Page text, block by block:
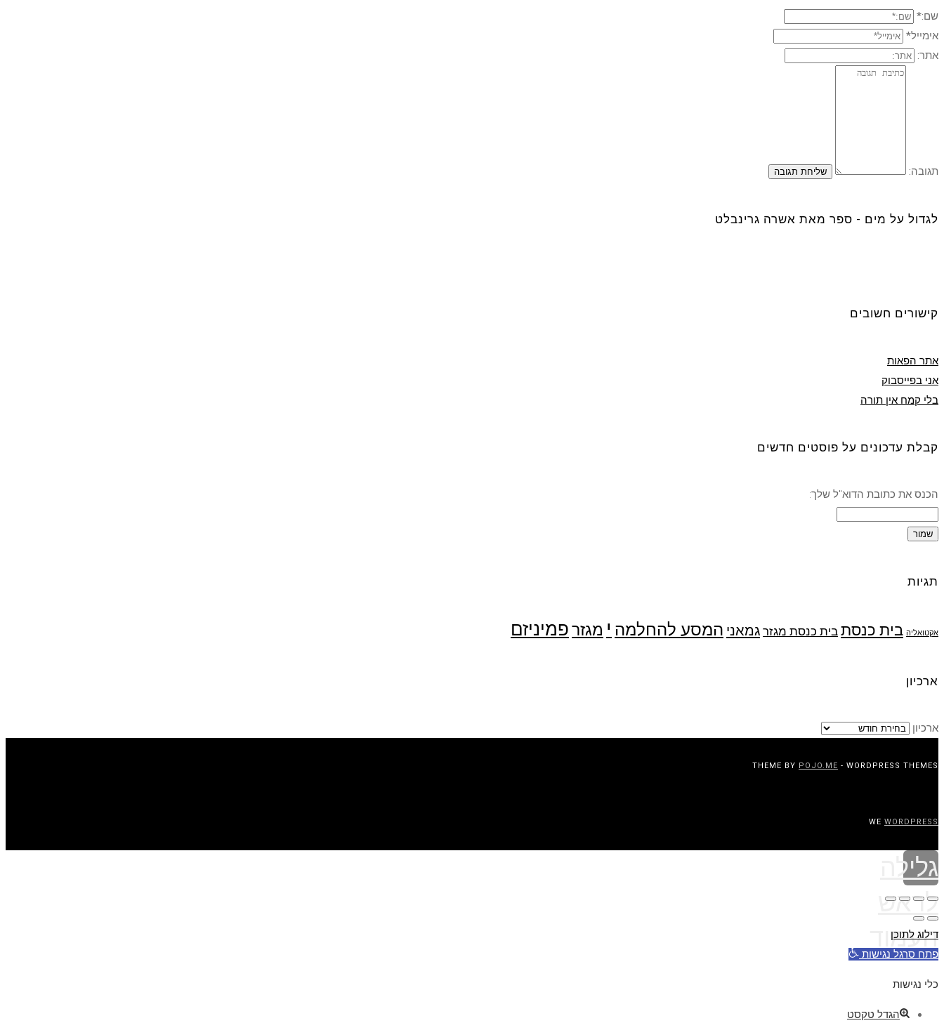
שם:*
אימייל*
אתר:
תגובה:
לגדול על מים - ספר מאת אשרה גרינבלט
קישורים חשובים
אתר הפאות
אני בפייסבוק
בלי קמח אין תורה
קבלת עדכונים על פוסטים חדשים
הכנס את כתובת הדוא"ל שלך:
תגיות
אקטואליה בית כנסת בית כנסת מגזר גמאני המסע להחלמה י מגזרפמיניזם
ארכיון
ארכיון
THEME BY POJO.ME - WORDPRESS THEMES
WE WORDPRESS
גלילה
לראש
העמוד
דילוג לתוכן
פתח סרגל נגישות
כלי נגישות
הגדל טקסט